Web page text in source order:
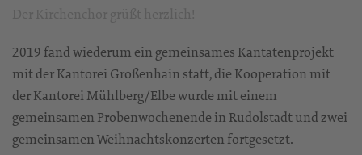
2019 fand wiederum ein gemeinsames Kantatenprojekt
mit der Kantorei Großenhain statt, die Kooperation mit
der Kantorei Mühlberg/Elbe wurde mit einem
gemeinsamen Probenwochenende in Rudolstadt und zwei
gemeinsamen Weihnachtskonzerten fortgesetzt.